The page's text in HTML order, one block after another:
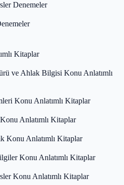
Denemeler
Kitaplar
ve Ahlak Bilgisi Konu Anlatımlı
Konu Anlatımlı Kitaplar
Anlatımlı Kitaplar
Konu Anlatımlı Kitaplar
Konu Anlatımlı Kitaplar
Konu Anlatımlı Kitaplar